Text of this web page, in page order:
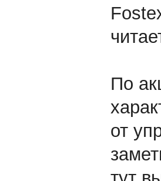
По
от